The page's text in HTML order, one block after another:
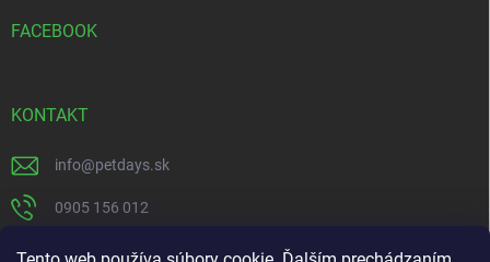
FACEBOOK
KONTAKT
info@petdays.sk
0905 156 012
PetDays